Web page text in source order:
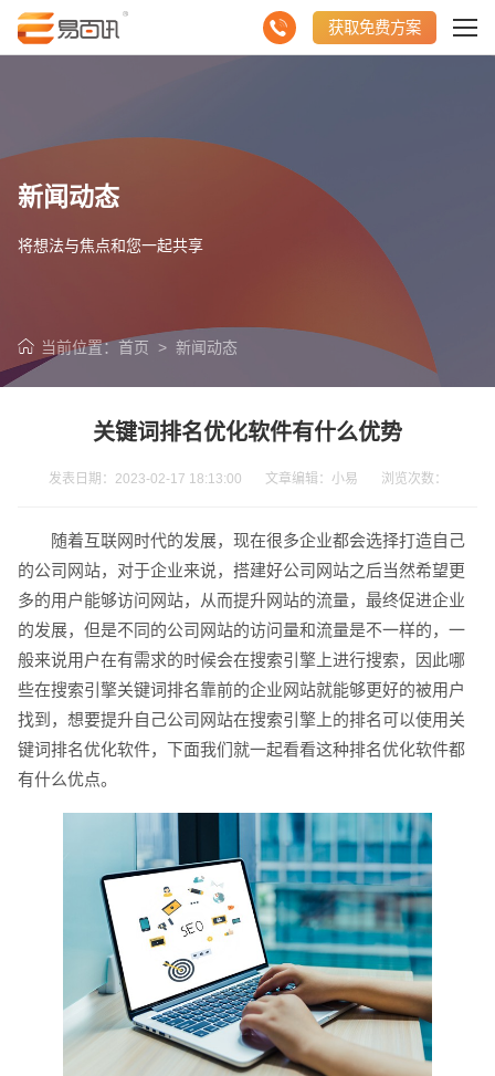
获取免费方案
新闻动态
将想法与焦点和您一起共享
当前位置： 首页 > 新闻动态
关键词排名优化软件有什么优势
发表日期：2023-02-17 18:13:00 文章编辑：小易 浏览次数：
随着互联网时代的发展，现在很多企业都会选择打造自己
的公司网站，对于企业来说，搭建好公司网站之后当然希望更
多的用户能够访问网站，从而提升网站的流量，最终促进企业
的发展，但是不同的公司网站的访问量和流量是不一样的，一
般来说用户在有需求的时候会在搜索引擎上进行搜索，因此哪
些在搜索引擎关键词排名靠前的企业网站就能够更好的被用户
找到，想要提升自己公司网站在搜索引擎上的排名可以使用关
键词排名优化软件，下面我们就一起看看这种排名优化软件都
有什么优点。
请输入您的公司名称 名字
电话 微信号